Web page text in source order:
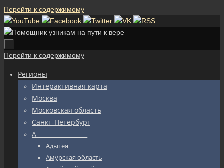
Перейти к содержимому
Перейти к содержимому
Регионы
Интерактивная карта
Москва
Московская область
Санкт-Петербург
А_________________
Адыгея
Амурская область